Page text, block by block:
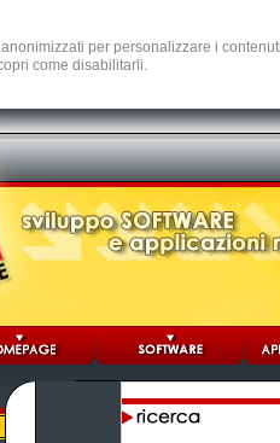
per personalizzare i
come disabilitarli.